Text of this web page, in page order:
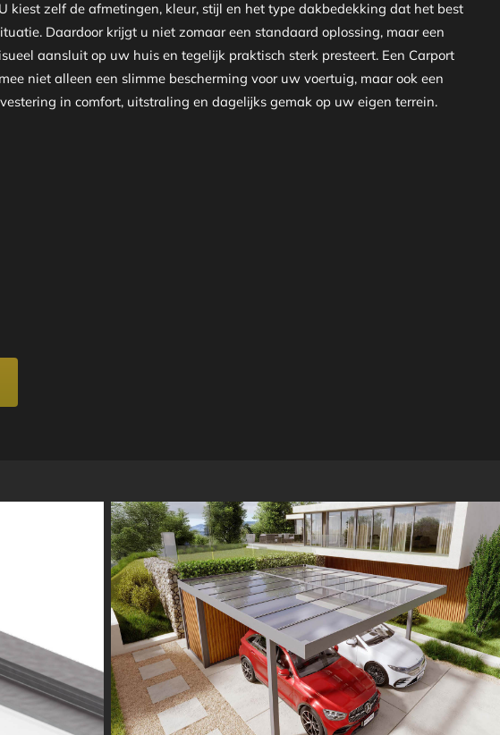
kiest zelf de afmetingen, kleur, stijl en het type dakbedekking dat het best
Daardoor krijgt u niet zomaar een standaard oplossing, maar een
aansluit op uw huis en tegelijk praktisch sterk presteert. Een Carport
niet alleen een slimme bescherming voor uw voertuig, maar ook een
in comfort, uitstraling en dagelijks gemak op uw eigen terrein.